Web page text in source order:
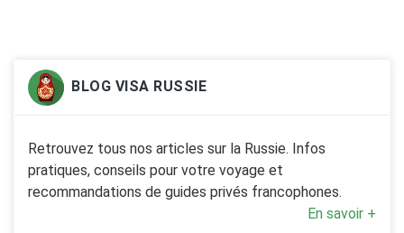
BLOG VISA RUSSIE
Retrouvez tous nos articles sur la Russie. Infos
pratiques, conseils pour votre voyage et
recommandations de guides privés francophones.
En savoir +